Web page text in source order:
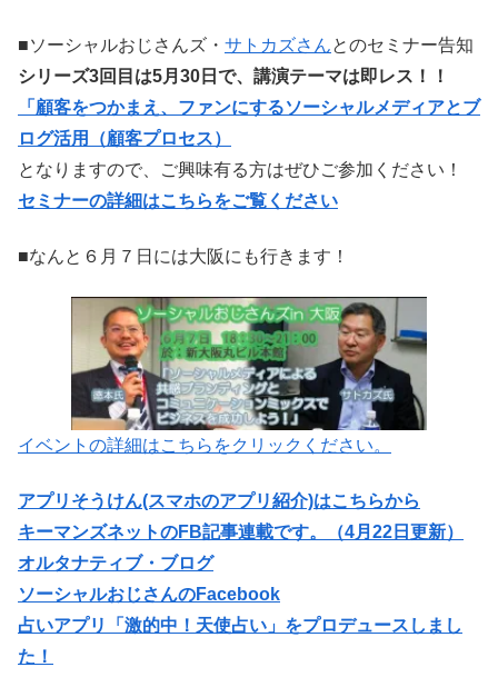
■ソーシャルおじさんズ・ サトカズさんとのセミナー告知
シリーズ3回目は5月30日で、講演テーマは即レス！！
「 顧客をつかまえ、ファンにするソーシャルメディアとブ
ログ活用（顧客プロセス）
となりますので、ご興味有る方はぜひご参加ください！
セミナーの詳細はこちらをご覧ください
■なんと６月７日には大阪にも行きます！
イベントの詳細はこちらをクリックください。
アプリそうけん(スマホのアプリ紹介)はこちらから
キーマンズネットのFB記事連載です。（4月22日更新）
オルタナティブ・ブログ
ソーシャルおじさんのFacebook
占いアプリ「激的中！天使占い」をプロデュースしまし
た！